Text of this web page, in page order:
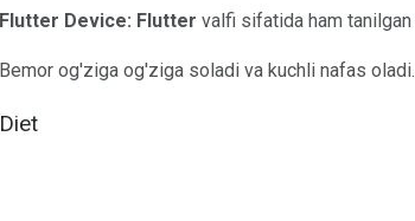
Flutter Device: Flutter valfi sifatida ham
Bemor og'ziga og'ziga soladi va kuchli nafas
Diet